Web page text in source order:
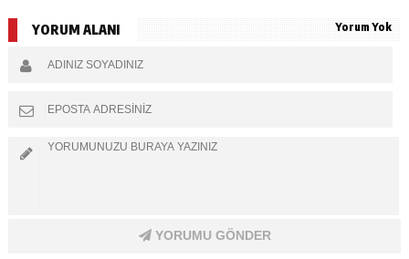
YORUM ALANI Yorum Yok
YORUMU GÖNDER